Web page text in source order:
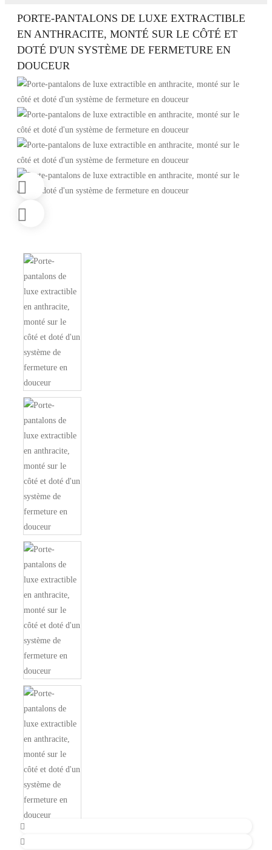
PORTE-PANTALONS DE LUXE EXTRACTIBLE
EN ANTHRACITE, MONTÉ SUR LE CÔTÉ ET
DOTÉ D'UN SYSTÈME DE FERMETURE EN
DOUCEUR